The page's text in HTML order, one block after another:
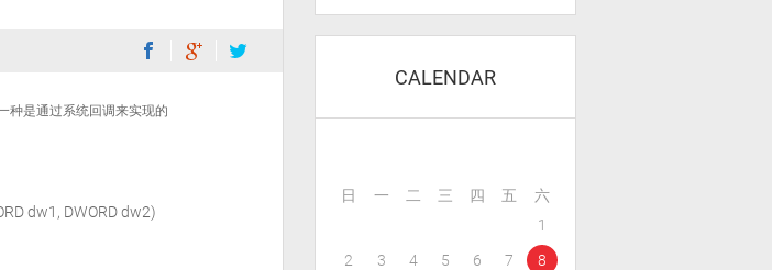
种是通过系统回调来实现的
dw1, DWORDdw2)
CALENDAR
日 一 二 三 四 五
六
1
2
3 4 5 6 7
8